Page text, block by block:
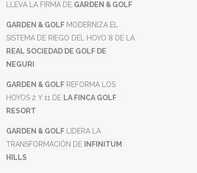
LLEVA LA FIRMA DE GARDEN & GOLF
GARDEN & GOLF MODERNIZA EL
SISTEMA DE RIEGO DEL HOYO 8 DE LA
REAL SOCIEDAD DE GOLF DE
NEGURI
GARDEN & GOLF REFORMA LOS
HOYOS 2 Y 11 DE LA FINCA GOLF
RESORT
GARDEN & GOLF LIDERA LA
TRANSFORMACIÓN DE
INFINITUM
HILLS